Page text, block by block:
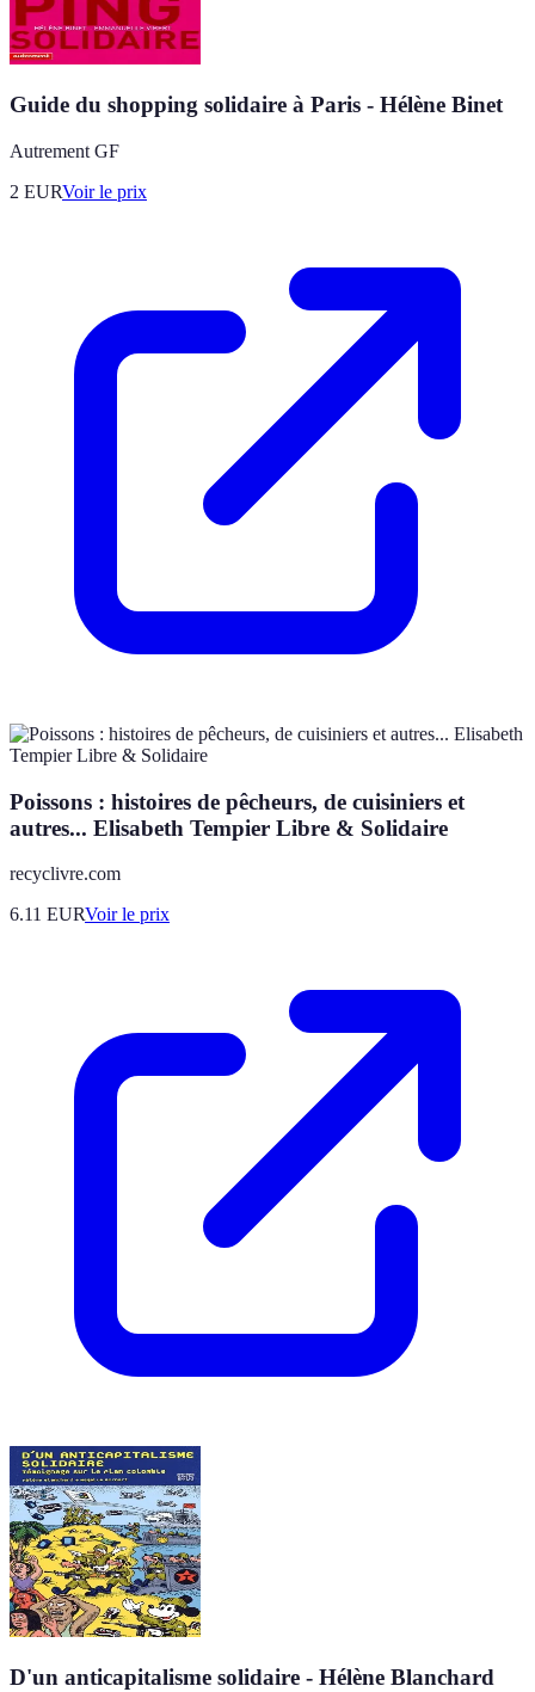
Guide du shopping solidaire à Paris - Hélène Binet
Autrement GF
2 EURVoir le prix
Poissons : histoires de pêcheurs, de cuisiniers et
autres... Elisabeth Tempier Libre & Solidaire
recyclivre.com
6.11 EURVoir le prix
D'un anticapitalisme solidaire - Hélène Blanchard